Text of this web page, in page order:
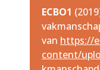
ECBO1
van https://
content/